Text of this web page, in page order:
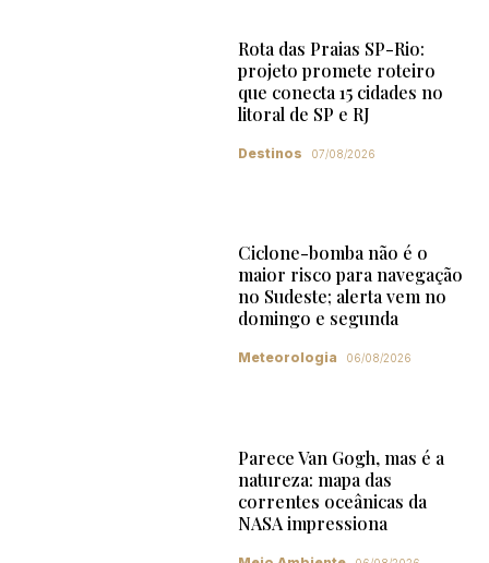
Rota das Praias SP-Rio:
projeto promete roteiro
que conecta 15 cidades no
litoral de SP e RJ
Destinos 07/08/2026
Ciclone-bomba não é o
maior risco para navegação
no Sudeste; alerta vem no
domingo e segunda
Meteorologia 06/08/2026
Parece Van Gogh, mas é a
natureza: mapa das
correntes oceânicas da
NASA impressiona